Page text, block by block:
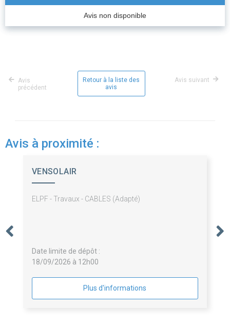
Avis non disponible
Avis
précédent
Retour à la liste des
avis
Avis suivant
Avis à proximité :
VENSOLAIR
ELPF - Travaux - CABLES (Adapté)
Date limite de dépôt :
18/09/2026 à 12h00
Plus d'informations